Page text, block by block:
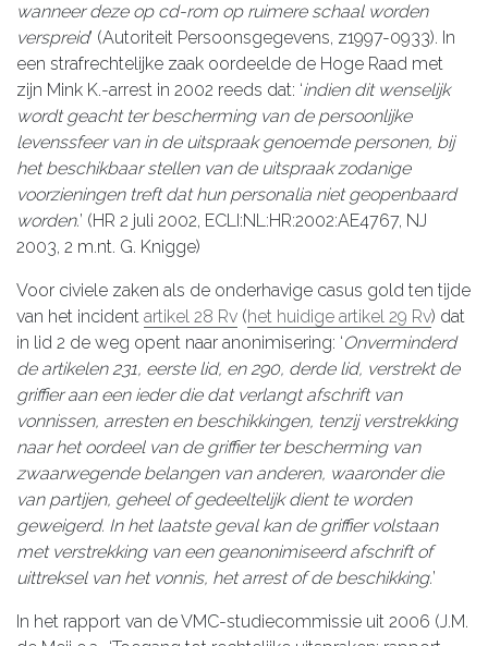
wanneer deze op cd-rom op ruimere schaal worden
verspreid’ (Autoriteit Persoonsgegevens, z1997-0933). In
een strafrechtelijke zaak oordeelde de Hoge Raad met
zijn Mink K.-arrest in 2002 reeds dat: ‘indien dit wenselijk
wordt geacht ter bescherming van de persoonlijke
levenssfeer van in de uitspraak genoemde personen, bij
het beschikbaar stellen van de uitspraak zodanige
voorzieningen treft dat hun personalia niet geopenbaard
worden.’ (HR 2 juli 2002, ECLI:NL:HR:2002:AE4767, NJ
2003, 2 m.nt. G. Knigge)
Voor civiele zaken als de onderhavige casus gold ten tijde
van het incident artikel 28 Rv (het huidige artikel 29 Rv) dat
in lid 2 de weg opent naar anonimisering: ‘Onverminderd
de artikelen 231, eerste lid, en 290, derde lid, verstrekt de
griffier aan een ieder die dat verlangt afschrift van
vonnissen, arresten en beschikkingen, tenzij verstrekking
naar het oordeel van de griffier ter bescherming van
zwaarwegende belangen van anderen, waaronder die
van partijen, geheel of gedeeltelijk dient te worden
geweigerd. In het laatste geval kan de griffier volstaan
met verstrekking van een geanonimiseerd afschrift of
uittreksel van het vonnis, het arrest of de beschikking.’
In het rapport van de VMC-studiecommissie uit 2006 (J.M.